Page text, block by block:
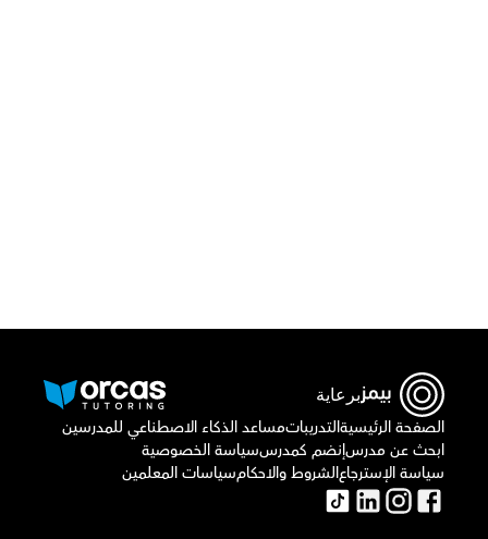
أو اتصل بنا علي
برعاية
الصفحة الرئيسيةالتدريباتمساعد الذكاء الاصطناعي للمدرسين
ابحث عن مدرسإنضم كمدرسسياسة الخصوصية
سياسة الإسترجاعالشروط والاحكامسياسات المعلمين